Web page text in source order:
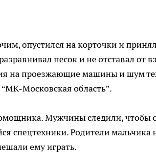
опустился на корточки и
песок и не отставал от
на проезжающие машины и шум
“МК-Московская область”.
Мужчины следили, чтобы
спецтехники. Родители мальчика
ему играть.